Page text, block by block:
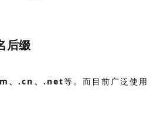
后缀
、.cn、.net等。而目前广泛使用